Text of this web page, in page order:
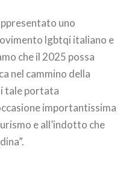
uno
lgbtqi italiano e
che il 2025 possa
nel cammino della
tale portata
importantissima
e all’indotto che